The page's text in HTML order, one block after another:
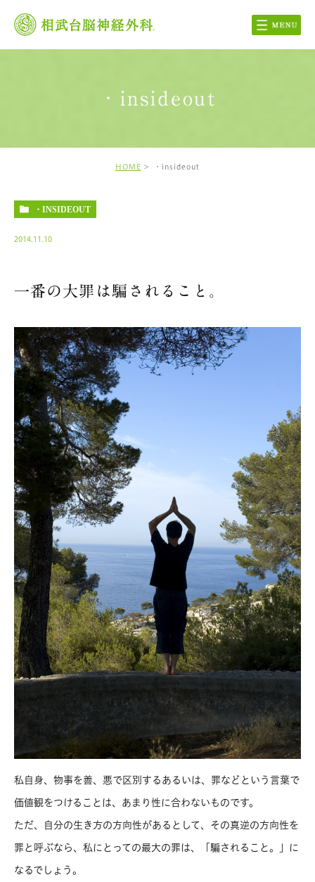
・insideout
HOME ・insideout
・INSIDEOUT
2014.11.10
一番の大罪は騙されること。
私自身、物事を善、悪で区別するあるいは、罪などという言葉で
価値観をつけることは、あまり性に合わないものです。
ただ、自分の生き方の方向性があるとして、その真逆の方向性を
罪と呼ぶなら、私にとっての最大の罪は、「騙されること。」に
なるでしょう。